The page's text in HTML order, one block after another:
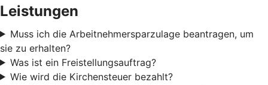
Leistungen
Muss ich die Arbeitnehmersparzulage beantragen, um
sie zu erhalten?
Was ist ein Freistellungsauftrag?
Wie wird die Kirchensteuer bezahlt?